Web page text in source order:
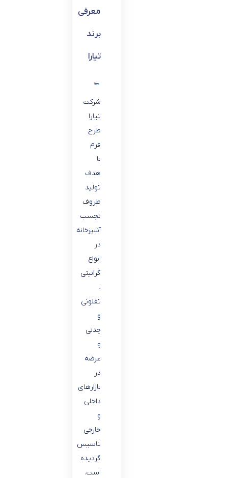
معرفی
برند
تیارا
شرکت
تیارا
طرح
فرم
با
هدف
تولید
ظروف
نچسب
آشپزخانه
در
انواع
گرانیتی
،
تفلونی
و
چدنی
و
عرضه
در
بازارهای
داخلی
و
خارجی
تاسیس
گردیده
است.